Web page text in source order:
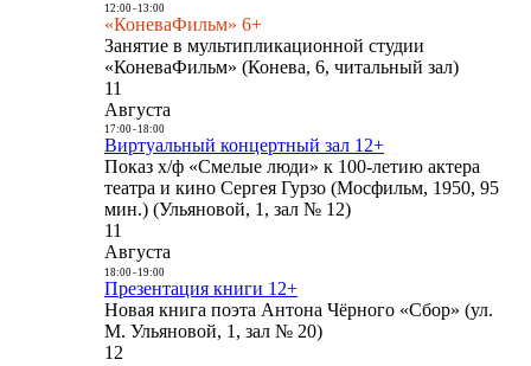
12:00- 13:00
«КоневаФильм» 6+
Занятие в мультипликационной студии
«КоневаФильм» (Конева, 6, читальный зал)
11
Августа
17:00- 18:00
Виртуальный концертный зал 12+
Показ х/ф «Смелые люди» к 100-летию актера
театра и кино Сергея Гурзо (Мосфильм, 1950, 95
мин.) (Ульяновой, 1, зал № 12)
11
Августа
18:00- 19:00
Презентация книги 12+
Новая книга поэта Антона Чёрного «Сбор» (ул.
М. Ульяновой, 1, зал № 20)
12